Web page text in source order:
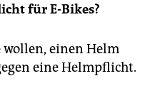
für E-Bikes?
wollen, einen Helm
eine Helmpflicht.